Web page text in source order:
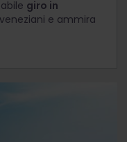
giro in
e ammira